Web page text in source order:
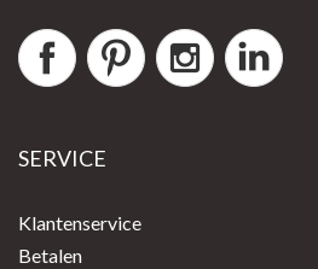
SERVICE
Klantenservice
Betalen